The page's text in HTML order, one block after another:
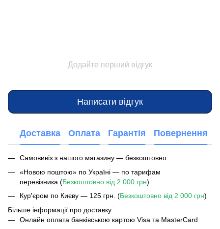
Додайте перший відгук
Написати відгук
Доставка Оплата Гарантія Повернення
Самовивіз з нашого магазину — безкоштовно.
«Новою поштою» по Україні — по тарифам
перевізника (Безкоштовно від 2 000 грн)
Кур'єром по Києву — 125 грн. (Безкоштовно від 2 000 грн)
Більше інформації про доставку
Онлайн оплата банківською картою Visa та MasterCard